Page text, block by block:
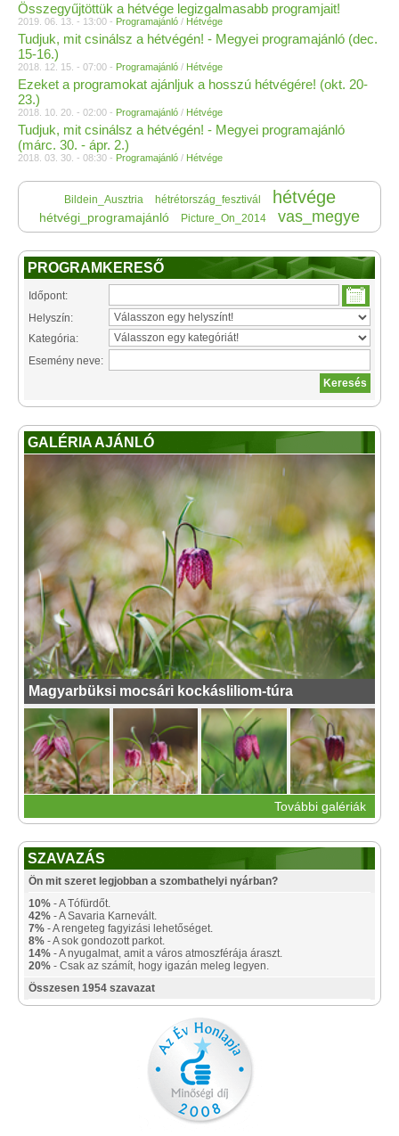
Összegyűjtöttük a hétvége legizgalmasabb programjait!
2019. 06. 13. - 13:00 - Programajánló / Hétvége
Tudjuk, mit csinálsz a hétvégén! - Megyei programajánló (dec.
15-16.)
2018. 12. 15. - 07:00 - Programajánló / Hétvége
Ezeket a programokat ajánljuk a hosszú hétvégére! (okt. 20-
23.)
2018. 10. 20. - 02:00 - Programajánló / Hétvége
Tudjuk, mit csinálsz a hétvégén! - Megyei programajánló
(márc. 30. - ápr. 2.)
2018. 03. 30. - 08:30 - Programajánló / Hétvége
Bildein_Ausztria hétrétország_fesztivál hétvége
hétvégi_programajánló Picture_On_2014 vas_megye
PROGRAMKERESŐ
Időpont:
Helyszín:
Kategória:
Esemény neve:
GALÉRIA AJÁNLÓ
Magyarbüksi mocsári kockásliliom-túra
További galériák
SZAVAZÁS
Ön mit szeret legjobban a szombathelyi nyárban?
10% - A Tófürdőt.
42% - A Savaria Karnevált.
7% - A rengeteg fagyizási lehetőséget.
8% - A sok gondozott parkot.
14% - A nyugalmat, amit a város atmoszférája áraszt.
20% - Csak az számít, hogy igazán meleg legyen.
Összesen 1954 szavazat